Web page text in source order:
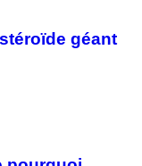
géant